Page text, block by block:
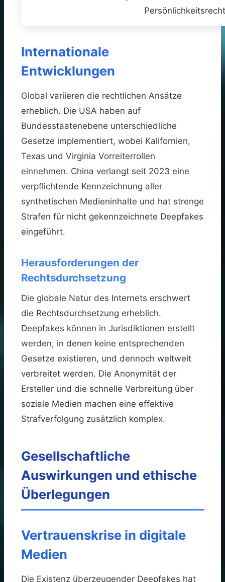
Internationale
Entwicklungen
Global variieren die rechtlichen Ansätze
erheblich. Die USA haben auf
Bundesstaatenebene unterschiedliche
Gesetze implementiert, wobei Kalifornien,
Texas und Virginia Vorreiterrollen
einnehmen. China verlangt seit 2023 eine
verpflichtende Kennzeichnung aller
synthetischen Medieninhalte und hat strenge
Strafen für nicht gekennzeichnete Deepfakes
eingeführt.
Herausforderungen der
Rechtsdurchsetzung
Die globale Natur des Internets erschwert
die Rechtsdurchsetzung erheblich.
Deepfakes können in Jurisdiktionen erstellt
werden, in denen keine entsprechenden
Gesetze existieren, und dennoch weltweit
verbreitet werden. Die Anonymität der
Ersteller und die schnelle Verbreitung über
soziale Medien machen eine effektive
Strafverfolgung zusätzlich komplex.
Gesellschaftliche
Auswirkungen und ethische
Überlegungen
Vertrauenskrise in digitale
Medien
Die Existenz überzeugender Deepfakes hat